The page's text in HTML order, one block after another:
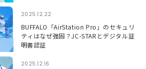
―
2025.12.22
BUFFALO「AirStation Pro」のセキュリ
ティはなぜ強固？JC-STARとデジタル証
明書認証
2025.12.16